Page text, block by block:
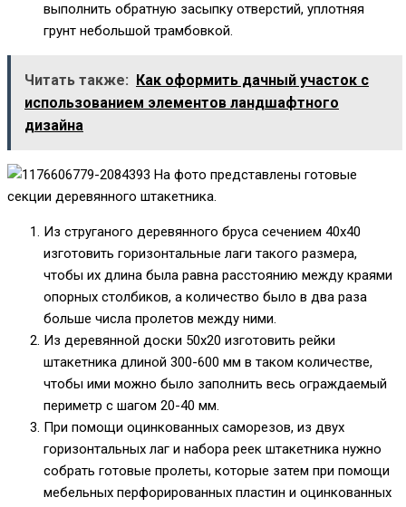
выполнить обратную засыпку отверстий, уплотняя
грунт небольшой трамбовкой.
Читать также:
Как оформить дачный участок с
использованием элементов ландшафтного
дизайна
На фото представлены готовые
секции деревянного штакетника.
Из струганого деревянного бруса сечением 40х40
изготовить горизонтальные лаги такого размера,
чтобы их длина была равна расстоянию между краями
опорных столбиков, а количество было в два раза
больше числа пролетов между ними.
Из деревянной доски 50х20 изготовить рейки
штакетника длиной 300-600 мм в таком количестве,
чтобы ими можно было заполнить весь ограждаемый
периметр с шагом 20-40 мм.
При помощи оцинкованных саморезов, из двух
горизонтальных лаг и набора реек штакетника нужно
собрать готовые пролеты, которые затем при помощи
мебельных перфорированных пластин и оцинкованных